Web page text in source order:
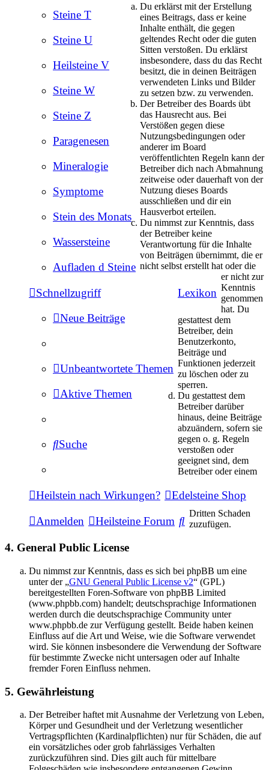
Steine T
Steine U
Heilsteine V
Steine W
Steine Z
Paragenesen
Mineralogie
Symptome
Stein des Monats
Wassersteine
Aufladen d Steine
Schnellzugriff
Neue Beiträge
Unbeantwortete Themen
Aktive Themen
Suche
Lexikon
Heilstein nach Wirkungen? Edelsteine Shop
Anmelden Heilsteine Forum Suche
Du erklärst mit der Erstellung
eines Beitrags, dass er keine
Inhalte enthält, die gegen
geltendes Recht oder die guten
Sitten verstoßen. Du erklärst
insbesondere, dass du das Recht
besitzt, die in deinen Beiträgen
verwendeten Links und Bilder
zu setzen bzw. zu verwenden.
Der Betreiber des Boards übt
das Hausrecht aus. Bei
Verstößen gegen diese
Nutzungsbedingungen oder
anderer im Board
veröffentlichten Regeln kann der
Betreiber dich nach Abmahnung
zeitweise oder dauerhaft von der
Nutzung dieses Boards
ausschließen und dir ein
Hausverbot erteilen.
Du nimmst zur Kenntnis, dass
der Betreiber keine
Verantwortung für die Inhalte
von Beiträgen übernimmt, die er
nicht selbst erstellt hat oder die
er nicht zur
Kenntnis
genommen
hat. Du
gestattest dem
Betreiber, dein
Benutzerkonto,
Beiträge und
Funktionen jederzeit
zu löschen oder zu
sperren.
Du gestattest dem
Betreiber darüber
hinaus, deine Beiträge
abzuändern, sofern sie
gegen o. g. Regeln
verstoßen oder
geeignet sind, dem
Betreiber oder einem
Dritten Schaden
zuzufügen.
4. General Public License
Du nimmst zur Kenntnis, dass es sich bei phpBB um eine
unter der „GNU General Public License v2“ (GPL)
bereitgestellten Foren-Software von phpBB Limited
(www.phpbb.com) handelt; deutschsprachige Informationen
werden durch die deutschsprachige Community unter
www.phpbb.de zur Verfügung gestellt. Beide haben keinen
Einfluss auf die Art und Weise, wie die Software verwendet
wird. Sie können insbesondere die Verwendung der Software
für bestimmte Zwecke nicht untersagen oder auf Inhalte
fremder Foren Einfluss nehmen.
5. Gewährleistung
Der Betreiber haftet mit Ausnahme der Verletzung von Leben,
Körper und Gesundheit und der Verletzung wesentlicher
Vertragspflichten (Kardinalpflichten) nur für Schäden, die auf
ein vorsätzliches oder grob fahrlässiges Verhalten
zurückzuführen sind. Dies gilt auch für mittelbare